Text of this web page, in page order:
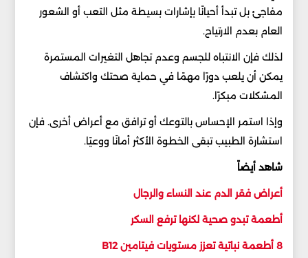
مفاجئ بل تبدأ أحيانًا بإشارات بسيطة مثل التعب أو الشعور
العام بعدم الارتياح.
لذلك فإن الانتباه للجسم وعدم تجاهل التغيرات المستمرة
يمكن أن يلعب دورًا مهمًا في حماية صحتك واكتشاف
المشكلات مبكرًا.
وإذا استمر الإحساس بالتوعك أو ترافق مع أعراض أخرى. فإن
استشارة الطبيب تبقى الخطوة الأكثر أمانًا ووعيًا.
شاهد أيضاً
أعراض فقر الدم عند النساء والرجال
أطعمة تبدو صحية لكنها ترفع السكر
8 أطعمة نباتية تعزز مستويات فيتامين B12